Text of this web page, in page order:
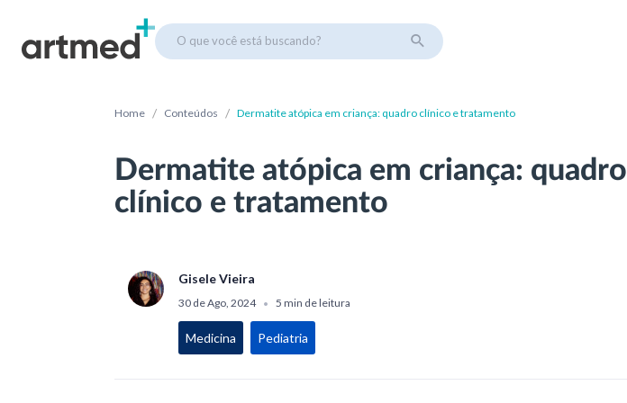
O que você está buscando?
Home / Conteúdos / Dermatite atópica em criança: quadro clínico e tratamento
Dermatite atópica em criança: quadro
clínico e tratamento
Gisele Vieira
30 de Ago, 2024 • 5 min de leitura
Medicina Pediatria